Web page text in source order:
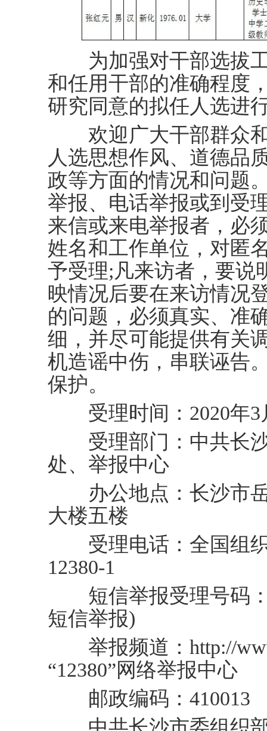
为加强对干部选拔工
和任用干部的准确程度
研究同意的拟任人选进
欢迎广大干部群众和
人选思想作风、道德品
政等方面的情况和问题
举报、电话举报或到受
来信或来电举报者，必
姓名和工作单位，对匿
予受理;凡来访者，要说
映情况后要在来访情况
的问题，必须真实、准
细，并尽可能提供有关
机造谣中伤，串联诬告
保护。
受理时间：2020年3
受理部门：中共长沙
处、举报中心
办公地点：长沙市岳
大楼五楼
受理电话：全国组织
12380-1
短信举报受理号码：
短信举报)
举报频道：http://
“12380”网络举报中心
邮政编码：410013